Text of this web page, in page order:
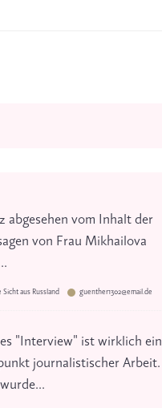
abgesehen vom Inhalt der
von Frau Mikhailova
Sicht aus Russland guenther1302@email.de
"Interview" ist wirklich ein
journalistischer Arbeit.